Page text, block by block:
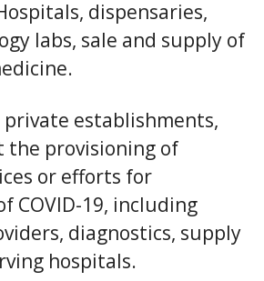
dispensaries,
labs, sale and supply of
establishments,
the provisioning of
or efforts for
COVID-19, including
diagnostics, supply
hospitals.